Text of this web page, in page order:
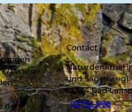
wurde
der
Contact
Naturdenkmal
und Sagenweg)
57334Bad
02752-898